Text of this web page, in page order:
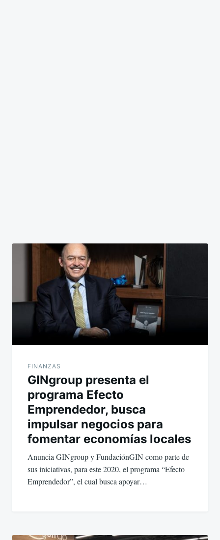
FINANZAS
GINgroup presenta el
programa Efecto
Emprendedor, busca
impulsar negocios para
fomentar economías locales
Anuncia GINgroup y FundaciónGIN como parte de
sus iniciativas, para este 2020, el programa “Efecto
Emprendedor”, el cual busca apoyar…